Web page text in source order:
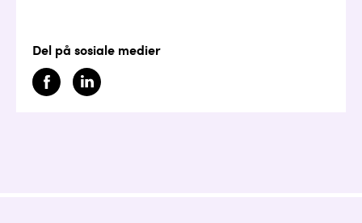
Del på sosiale medier